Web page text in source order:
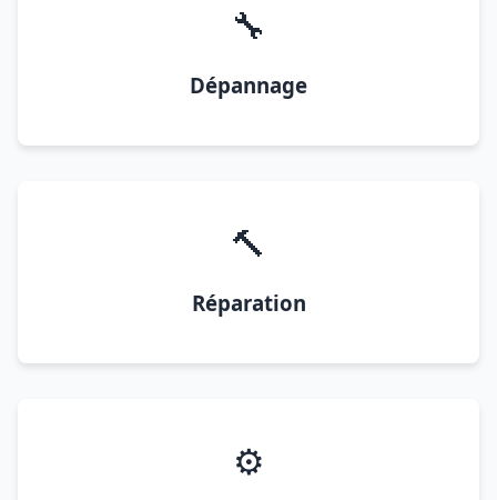
🔧
Dépannage
🔨
Réparation
⚙️